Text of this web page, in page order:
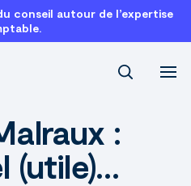
conseil autour de l’expertise
:
(utile)…